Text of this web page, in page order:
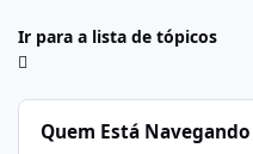
Ir para a lista de tópicos
Quem Está Navegando